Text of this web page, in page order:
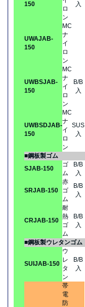
150
ロ
ン
入
UWAJAB-
150
MC
ナ
イ
ロ
ン
UWBSJAB-
150
MC
ナ
イ
ロ
ン
B/B
入
UWBSDJAB-
150
MC
ナ
イ
ロ
ン
SUS
入
■鋼板製ゴム
SJAB-150
ゴ
ム
B/B
入
SRJAB-150
赤
ゴ
ム
B/B
入
CRJAB-150
耐
熱
ゴ
ム
B/B
入
■鋼板製ウレタンゴム
SUIJAB-150
ウ
レ
タ
ン
B/B
入
帯
電
防